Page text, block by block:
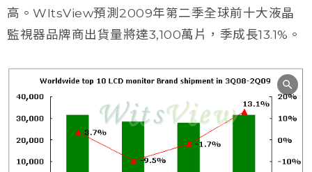
高。WItsView預測2009年第二季全球前十大液晶
監視器品牌商出貨量將達3,100萬片，季成長13.1%。